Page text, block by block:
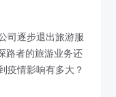
司逐步退出旅游服
路者的旅游业务还
疫情影响有多大？